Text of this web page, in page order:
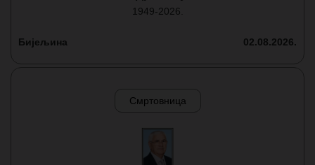
1949-2026.
Бијељина 02.08.2026.
Смртовница